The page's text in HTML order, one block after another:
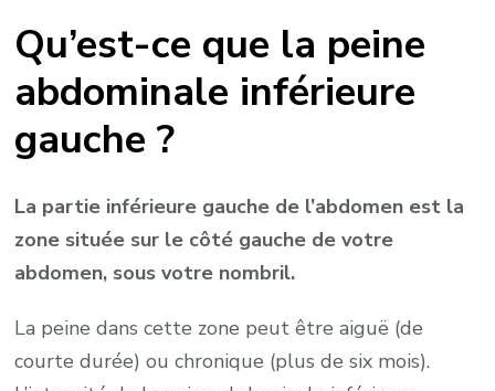
Qu’est-ce que la peine
abdominale inférieure
gauche ?
La partie inférieure gauche de l’abdomen est la
zone située sur le côté gauche de votre
abdomen, sous votre nombril.
La peine dans cette zone peut être aiguë (de
courte durée) ou chronique (plus de six mois).